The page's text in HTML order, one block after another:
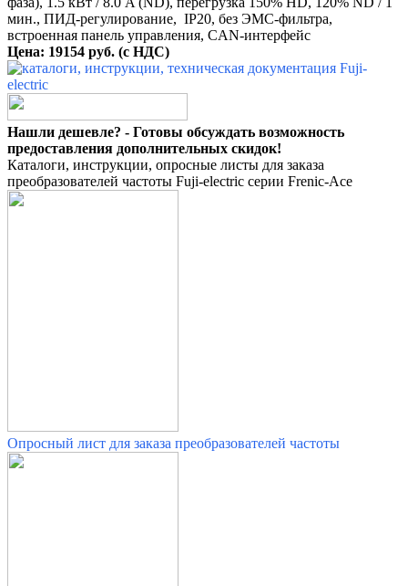
мин., ПИД-регулирование, IP20, без ЭМС-фильтра,
встроенная панель управления, CAN-интерфейс
Цена: 19154 руб. (с НДС)
Нашли дешевле? - Готовы обсуждать возможность
предоставления дополнительных скидок!
Каталоги, инструкции, опросные листы для заказа
преобразователей частоты Fuji-electric серии Frenic-Ace
Опросный лист для заказа преобразователей частоты